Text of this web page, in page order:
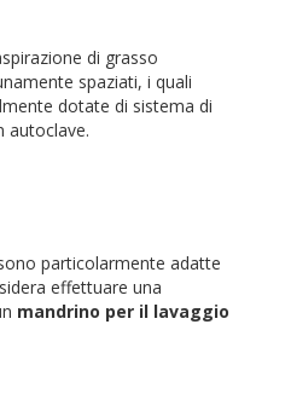
di grasso
spaziati, i quali
dotate di sistema di
autoclave.
particolarmente adatte
effettuare una
mandrino per il lavaggio